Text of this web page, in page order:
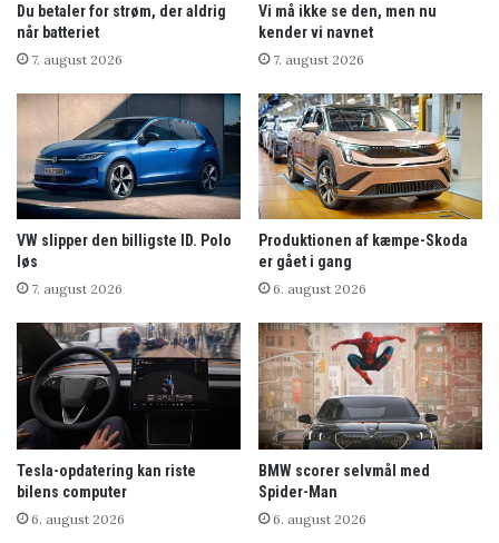
Du betaler for strøm, der aldrig
når batteriet
7. august 2026
Vi må ikke se den, men nu
kender vi navnet
7. august 2026
VW slipper den billigste ID. Polo
løs
7. august 2026
Produktionen af kæmpe-Skoda
er gået i gang
6. august 2026
Tesla-opdatering kan riste
bilens computer
6. august 2026
BMW scorer selvmål med
Spider-Man
6. august 2026